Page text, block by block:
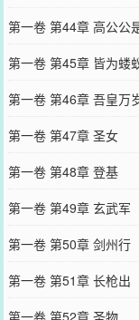
第一卷 第44章 高公公
第一卷 第45章 皆为蝼
第一卷 第46章 吾皇万
第一卷 第47章 圣女
第一卷 第48章 登基
第一卷 第49章 玄武军
第一卷 第50章 剑州行
第一卷 第51章 长枪出
第一卷 第52章 圣物